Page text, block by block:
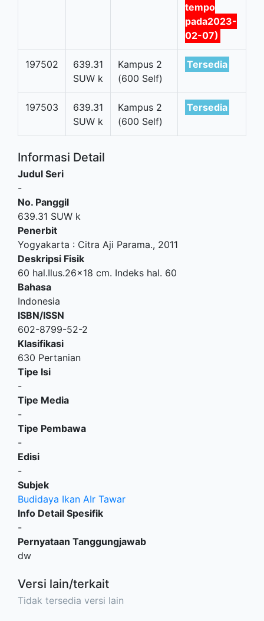
tempo
pada2023-
02-07)
197502
639.31
SUW k
Kampus 2
(600 Self)
Tersedia
197503
639.31
SUW k
Kampus 2
(600 Self)
Tersedia
Informasi Detail
Judul Seri
-
No. Panggil
639.31 SUW k
Penerbit
Yogyakarta : Citra Aji Parama., 2011
Deskripsi Fisik
60 hal.Ilus.26x18 cm. Indeks hal. 60
Bahasa
Indonesia
ISBN/ISSN
602-8799-52-2
Klasifikasi
630 Pertanian
Tipe Isi
-
Tipe Media
-
Tipe Pembawa
-
Edisi
-
Subjek
Budidaya Ikan AIr Tawar
Info Detail Spesifik
-
Pernyataan Tanggungjawab
dw
Versi lain/terkait
Tidak tersedia versi lain